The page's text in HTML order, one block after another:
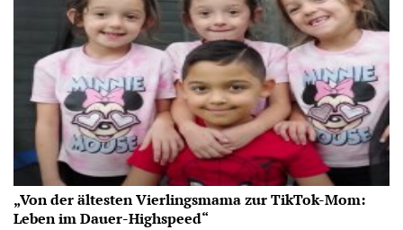
„Von der ältesten Vierlingsmama zur TikTok-Mom:
Leben im Dauer-Highspeed“